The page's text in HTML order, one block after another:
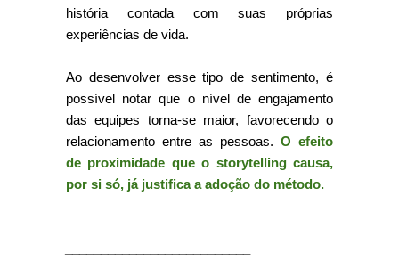
história contada com suas próprias
experiências de vida.
Ao desenvolver esse tipo de sentimento, é
possível notar que o nível de engajamento
das equipes torna-se maior, favorecendo o
relacionamento entre as pessoas. O efeito
de proximidade que o storytelling causa,
por si só, já justifica a adoção do método.